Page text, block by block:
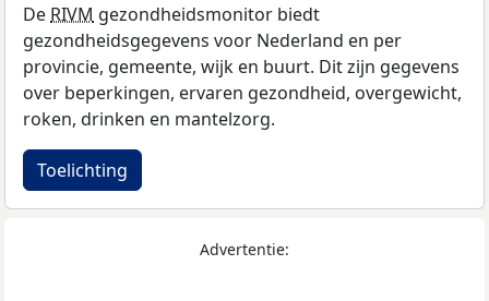
De RIVM gezondheidsmonitor biedt
gezondheidsgegevens voor Nederland en per
provincie, gemeente, wijk en buurt. Dit zijn gegevens
over beperkingen, ervaren gezondheid, overgewicht,
roken, drinken en mantelzorg.
Toelichting
Advertentie: